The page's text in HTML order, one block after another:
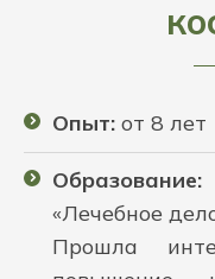
Опыт: от 8 лет
Образование:
«Лечебное
Прошла